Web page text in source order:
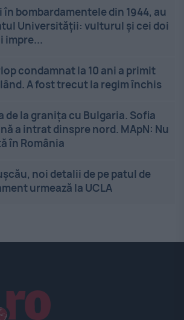
în bombardamentele din 1944, au
Universității: vulturul și cei doi
impre...
condamnat la 10 ani a primit
A fost trecut la regim închis
de la granița cu Bulgaria. Sofia
a intrat dinspre nord. MApN: Nu
în România
noi detalii de pe patul de
urmează la UCLA